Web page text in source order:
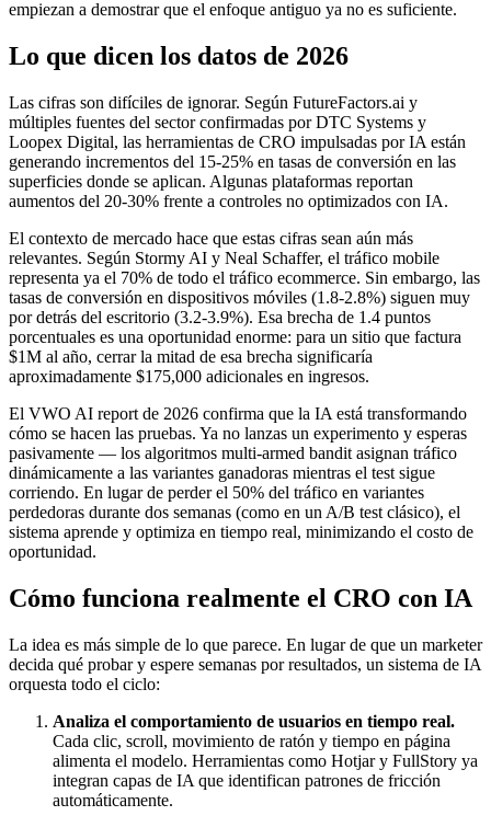
empiezan a demostrar que el enfoque antiguo ya no es suficiente.
Lo que dicen los datos de 2026
Las cifras son difíciles de ignorar. Según FutureFactors.ai y
múltiples fuentes del sector confirmadas por DTC Systems y
Loopex Digital, las herramientas de CRO impulsadas por IA están
generando incrementos del 15-25% en tasas de conversión en las
superficies donde se aplican. Algunas plataformas reportan
aumentos del 20-30% frente a controles no optimizados con IA.
El contexto de mercado hace que estas cifras sean aún más
relevantes. Según Stormy AI y Neal Schaffer, el tráfico mobile
representa ya el 70% de todo el tráfico ecommerce. Sin embargo, las
tasas de conversión en dispositivos móviles (1.8-2.8%) siguen muy
por detrás del escritorio (3.2-3.9%). Esa brecha de 1.4 puntos
porcentuales es una oportunidad enorme: para un sitio que factura
$1M al año, cerrar la mitad de esa brecha significaría
aproximadamente $175,000 adicionales en ingresos.
El VWO AI report de 2026 confirma que la IA está transformando
cómo se hacen las pruebas. Ya no lanzas un experimento y esperas
pasivamente — los algoritmos multi-armed bandit asignan tráfico
dinámicamente a las variantes ganadoras mientras el test sigue
corriendo. En lugar de perder el 50% del tráfico en variantes
perdedoras durante dos semanas (como en un A/B test clásico), el
sistema aprende y optimiza en tiempo real, minimizando el costo de
oportunidad.
Cómo funciona realmente el CRO con IA
La idea es más simple de lo que parece. En lugar de que un marketer
decida qué probar y espere semanas por resultados, un sistema de IA
orquesta todo el ciclo:
Analiza el comportamiento de usuarios en tiempo real.
Cada clic, scroll, movimiento de ratón y tiempo en página
alimenta el modelo. Herramientas como Hotjar y FullStory ya
integran capas de IA que identifican patrones de fricción
automáticamente.